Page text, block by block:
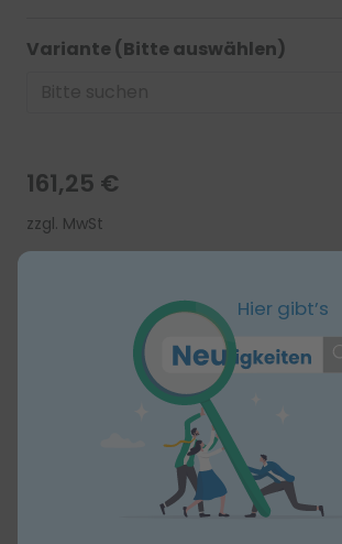
Variante (Bitte auswählen)
161,25 €
zzgl. MwSt
In den Warenkorb
Produktbeschreibung
Einmal-Instrumenten-Set
Gynäkologie
Hier gibt’s